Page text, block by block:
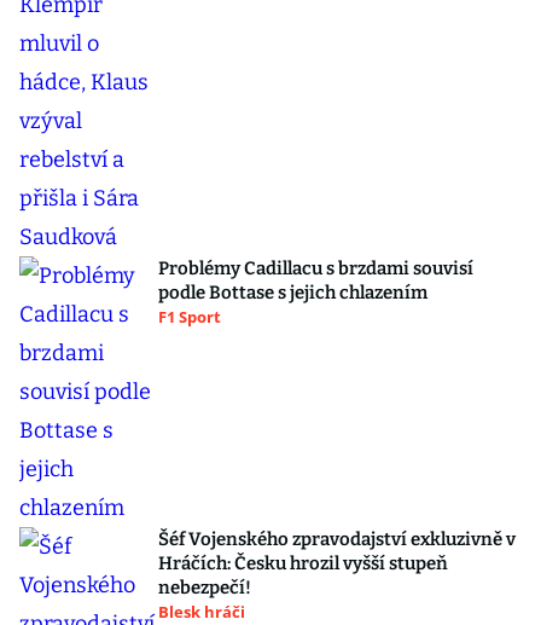
Problémy Cadillacu s brzdami souvisí
podle Bottase s jejich chlazením
F1 Sport
Šéf Vojenského zpravodajství exkluzivně v
Hráčích: Česku hrozil vyšší stupeň
nebezpečí!
Blesk hráči